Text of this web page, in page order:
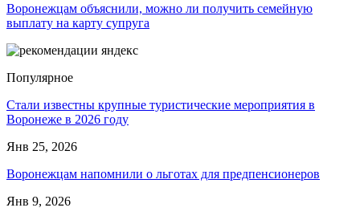
Воронежцам объяснили, можно ли получить семейную
выплату на карту супруга
Популярное
Стали известны крупные туристические мероприятия в
Воронеже в 2026 году
Янв 25, 2026
Воронежцам напомнили о льготах для предпенсионеров
Янв 9, 2026